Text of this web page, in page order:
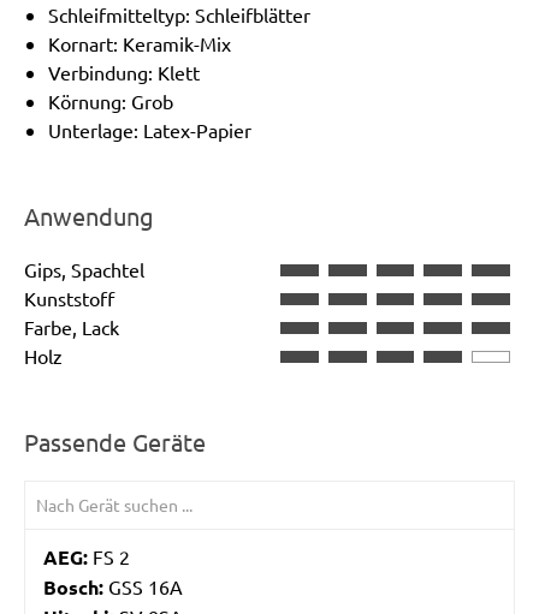
Schleifmitteltyp: Schleifblätter
Kornart: Keramik-Mix
Verbindung: Klett
Körnung: Grob
Unterlage: Latex-Papier
Anwendung
Gips, Spachtel
Kunststoff
Farbe, Lack
Holz
Passende Geräte
AEG: FS 2
Bosch: GSS 16A